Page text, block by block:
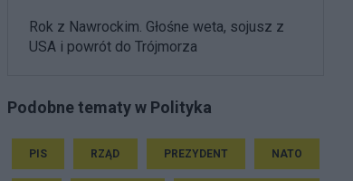
Rok z Nawrockim. Głośne weta, sojusz z
USA i powrót do Trójmorza
Podobne tematy w Polityka
PIS RZĄD PREZYDENT NATO